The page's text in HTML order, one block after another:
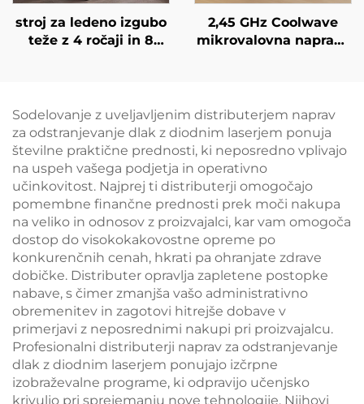
stroj za ledeno izgubo
teže z 4 ročaji in 8
krioterapija za izgubo
teže in lepotne
namene
2,45 GHz Coolwave
mikrovalovna naprava
napenjanje kože ter
radiofrekvenčno
obdelavo obraza za
izgubo teže in
izboljšanje kontur
telesa
Sodelovanje z uveljavljenim distributerjem naprav
za odstranjevanje dlak z diodnim laserjem ponuja
številne praktične prednosti, ki neposredno vplivajo
na uspeh vašega podjetja in operativno
učinkovitost. Najprej ti distributerji omogočajo
pomembne finančne prednosti prek moči nakupa
na veliko in odnosov z proizvajalci, kar vam omogoča
dostop do visokokakovostne opreme po
konkurenčnih cenah, hkrati pa ohranjate zdrave
dobičke. Distributer opravlja zapletene postopke
nabave, s čimer zmanjša vašo administrativno
obremenitev in zagotovi hitrejše dobave v
primerjavi z neposrednimi nakupi pri proizvajalcu.
Profesionalni distributerji naprav za odstranjevanje
dlak z diodnim laserjem ponujajo izčrpne
izobraževalne programe, ki odpravijo učenjsko
krivuljo pri sprejemanju nove tehnologije. Njihovi